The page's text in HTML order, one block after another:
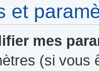
et
mes
(si vous